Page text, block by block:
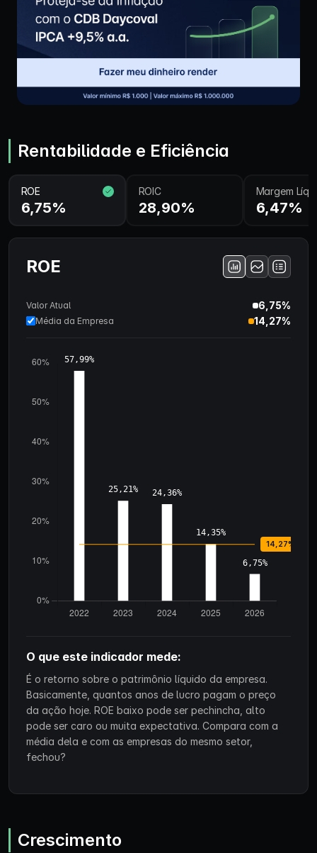
Rentabilidade e Eficiência
ROE
6,75%
ROIC
28,90%
Margem
6,47%
ROE
Valor Atual 6,75%
Média da Empresa 14,27%
O que este indicador mede:
É o retorno sobre o patrimônio líquido da empresa.
Basicamente, quantos anos de lucro pagam o preço
da ação hoje. ROE baixo pode ser pechincha, alto
pode ser caro ou muita expectativa. Compara com a
média dela e com as empresas do mesmo setor,
fechou?
Crescimento